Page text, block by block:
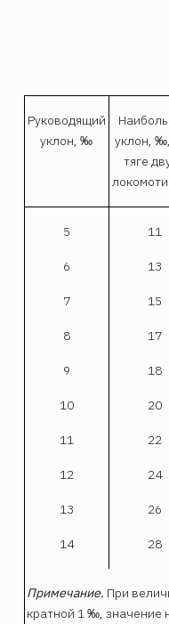
Руководящий
уклон, ‰
уклон,
тяге
5
6
7
8
9
10
11
12
13
14
11
13
15
17
18
20
22
24
26
28
Примечание. При
кратной 1 ‰, значение